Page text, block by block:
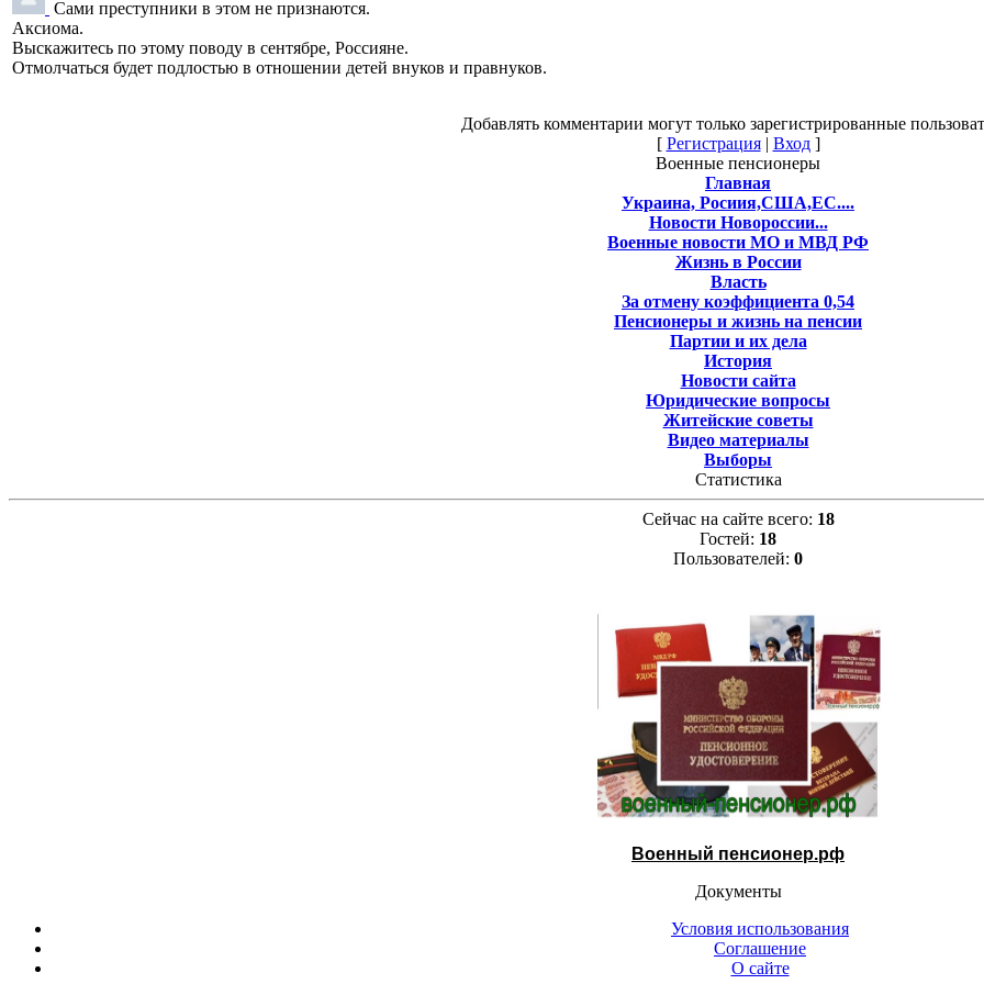
Сами преступники в этом не признаются.
Аксиома.
Выскажитесь по этому поводу в сентябре, Россияне.
Отмолчаться будет подлостью в отношении детей внуков и правнуков.
Добавлять комментарии могут только зарегистрированные
[ Регистрация| Вход]
Военные пенсионеры
Главная
Украина, Росиия,США,ЕС....
Новости Новороссии...
Военные новости МО и МВД РФ
Жизнь в России
Власть
За отмену коэффициента 0,54
Пенсионеры и жизнь на пенсии
Партии и их дела
История
Новости сайта
Юридические вопросы
Житейские советы
Видео материалы
Выборы
Статистика
Сейчас на сайте всего: 18
Гостей: 18
Пользователей: 0
Военный пенсионер.рф
Документы
Условия использования
Соглашение
О сайте